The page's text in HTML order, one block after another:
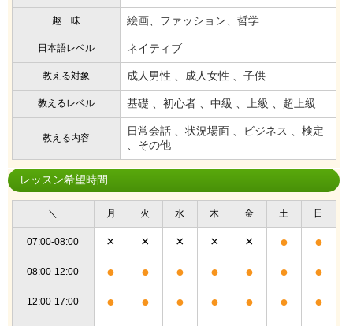
趣 味 絵画、ファッション、哲学
日本語レベル ネイティブ
教える対象 成人男性 、成人女性 、子供
教えるレベル 基礎 、初心者 、中級 、上級 、超上級
教える内容
日常会話 、状況場面 、ビジネス 、検定
、その他
レッスン希望時間
＼ 月 火 水 木 金 土 日
07:00-08:00 × × × × × ● ●
08:00-12:00 ● ● ● ● ● ● ●
12:00-17:00 ● ● ● ● ● ● ●